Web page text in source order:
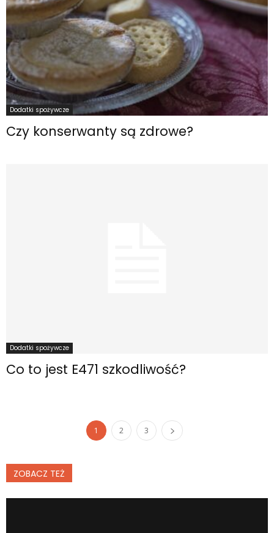
Dodatki spożywcze
Czy konserwanty są zdrowe?
Dodatki spożywcze
Co to jest E471 szkodliwość?
1 2 3
ZOBACZ TEŻ